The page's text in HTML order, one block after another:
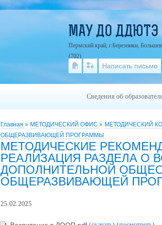
Главная » МЕТОДИЧЕСКИЙ ОФИС » МЕТОДИЧЕСКИЙ
ОБЩЕРАЗВИВАЮЩЕЙ ПРОГРАММЫ
МЕТОДИЧЕСКИЕ
РЕАЛИЗАЦИЯ РАЗДЕЛА О
ДОПОЛНИТЕЛЬНОЙ
ОБЩЕРАЗВИВАЮЩЕЙ
25.02.2025
МАУ ДО ДДЮТЭ
Пермский край, г.Березники,
(702)
Написать письмо
Сведения об